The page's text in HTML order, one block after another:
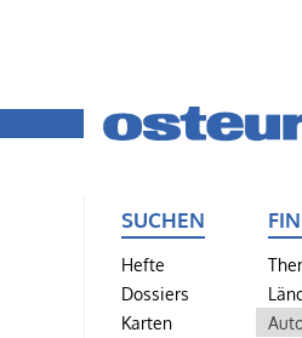
SUCHEN
Hefte
Dossiers
Karten